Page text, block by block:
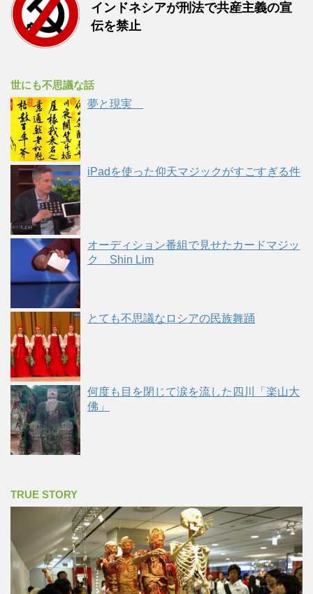
インドネシアが刑法で共産主義の宣
伝を禁止
世にも不思議な話
夢と現実
iPadを使った仰天マジックがすごすぎる件
オーディション番組で見せたカードマジッ
ク Shin Lim
とても不思議なロシアの民族舞踊
何度も目を閉じて涙を流した四川「楽山大
佛」
TRUE STORY